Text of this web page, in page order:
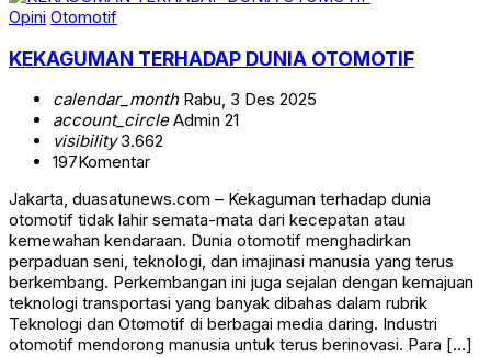
Opini Otomotif
KEKAGUMAN TERHADAP DUNIA OTOMOTIF
calendar_monthRabu, 3 Des 2025
account_circleAdmin 21
visibility3.662
197Komentar
Jakarta, duasatunews.com – Kekaguman terhadap dunia
otomotif tidak lahir semata-mata dari kecepatan atau
kemewahan kendaraan. Dunia otomotif menghadirkan
perpaduan seni, teknologi, dan imajinasi manusia yang terus
berkembang. Perkembangan ini juga sejalan dengan kemajuan
teknologi transportasi yang banyak dibahas dalam rubrik
Teknologi dan Otomotif di berbagai media daring. Industri
otomotif mendorong manusia untuk terus berinovasi. Para […]